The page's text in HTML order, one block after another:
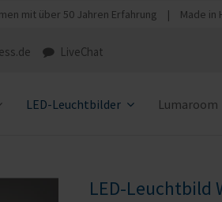
mit über 50 Jahren Erfahrung | Made in
LiveChat
LED-Leuchtbilder Lumaroom
LED-Leuchtbild